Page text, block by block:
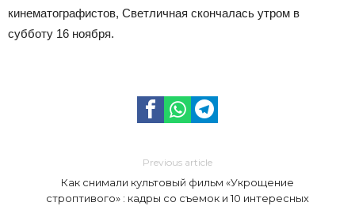
кинематографистов, Светличная скончалась утром в
субботу 16 ноября.
Previous article
Как снимали культовый фильм «Укрощение
строптивого» : кадры со съемок и 10 интересных